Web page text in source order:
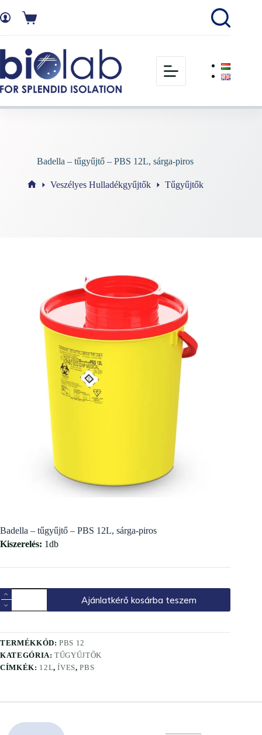
Badella – tűgyűjtő – PBS 12L, sárga-piros
Veszélyes Hulladékgyűjtők Tűgyűjtők
Badella – tűgyűjtő – PBS 12L, sárga-piros
Kiszerelés: 1db
Ajánlatkérő kosárba teszem
TERMÉKKÓD:PBS 12
KATEGÓRIA:TŰGYŰJTŐK
CÍMKÉK: 12L,ÍVES,PBS